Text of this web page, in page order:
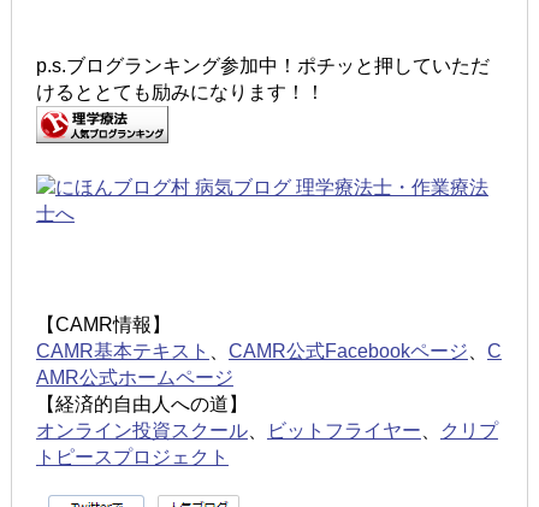
p.s.ブログランキング参加中！ポチッと押していただ
けるととても励みになります！！
【CAMR情報】
CAMR基本テキスト
CAMR公式Facebookページ
C
AMR公式ホームページ
【経済的自由人への道】
オンライン投資スクール、 ビットフライヤー
クリプ
トピースプロジェクト